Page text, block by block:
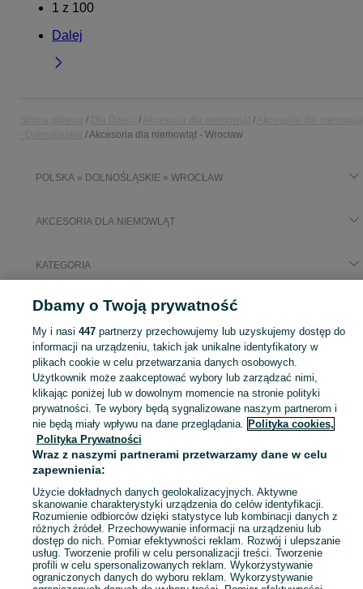
1 z 100
Dalej
Akcesoria dla niemowląt - Wrocław
POLSKA » DOLNOŚLĄSKIE » WROCŁAW
AKCESORIA DLA NIEMOWLĄT
KATEGORIA
Popularne wyszukiwania
Akcesoria dla niemowląt na OLX Wrocław. Szeroki wybór produktów dla najmłodszych: wózki, sprzęty, zabawki. Wszystko, czego potrzebujesz dla swojego maluszka!
Mapa kategorii
Mapa miejscowości
Mapa ministron
Popularne wyszukiwania
Dbamy o Twoją prywatność
My i nasi 447partnerzy przechowujemy lub uzyskujemy dostęp do
informacji na urządzeniu, takich jak unikalne identyfikatory w
plikach cookie w celu przetwarzania danych osobowych.
Użytkownik może zaakceptować wybory lub zarządzać nimi,
klikając poniżej lub w dowolnym momencie na stronie polityki
prywatności. Te wybory będą sygnalizowane naszym partnerom i
nie będą miały wpływu na dane przeglądania. Polityka cookies,
Polityka Prywatności
Wraz z naszymi partnerami przetwarzamy dane w celu
zapewnienia:
Użycie dokładnych danych geolokalizacyjnych. Aktywne
skanowanie charakterystyki urządzenia do celów identyfikacji.
Rozumienie odbiorców dzięki statystyce lub kombinacji danych z
różnych źródeł. Przechowywanie informacji na urządzeniu lub
dostęp do nich. Pomiar efektywności reklam. Rozwój i ulepszanie
usług. Tworzenie profili w celu personalizacji treści. Tworzenie
profili w celu spersonalizowanych reklam. Wykorzystywanie
ograniczonych danych do wyboru reklam. Wykorzystywanie